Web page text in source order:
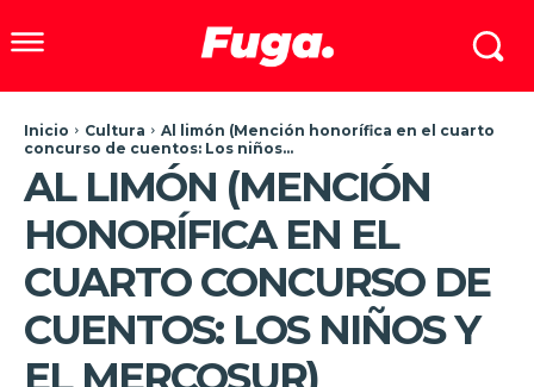
Inicio Cultura
Al limón (Mención honorífica en el cuarto
concurso de cuentos: Los niños...
AL LIMÓN (MENCIÓN
HONORÍFICA EN EL
CUARTO CONCURSO DE
CUENTOS: LOS NIÑOS Y
EL MERCOSUR)